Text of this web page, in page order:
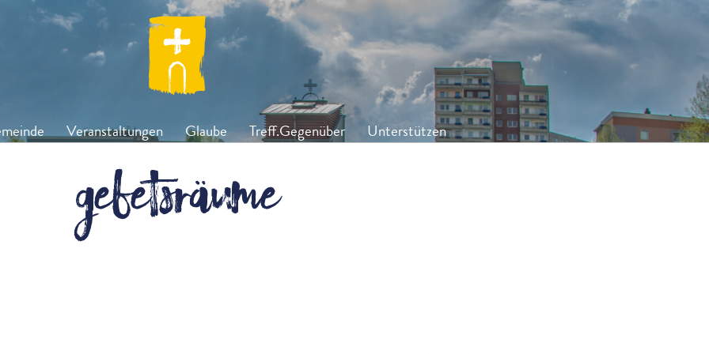
Veranstaltungen Glaube Treff.Gegenüber Unterstützen
Gebetsräume